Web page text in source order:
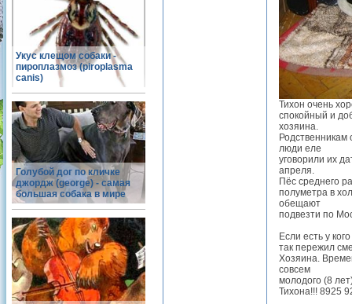
Укус клещом собаки -
пироплазмоз (piroplasma
canis)
Голубой дог по кличке
джордж (george) - самая
большая собака в мире
Тихон очень
спокойный и
хозяина.
люди еле
уговорили их
апреля.
Пёс среднего
полуметра в
обещают
подвезти по
Если есть у
так пережил
Хозяина.
совсем
молодого (8
Тихона!!! 8925